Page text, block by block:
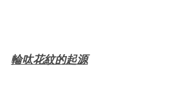
輪呔花紋的起源